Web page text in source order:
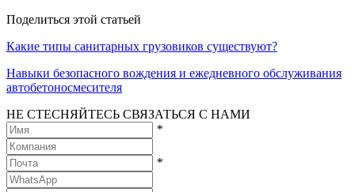
Поделиться этой статьей
Какие типы санитарных грузовиков существуют?
Навыки безопасного вождения и ежедневного обслуживания
автобетоносмесителя
НЕ СТЕСНЯЙТЕСЬ СВЯЗАТЬСЯ С НАМИ
*
*